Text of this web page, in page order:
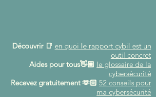
Découvrir 📑 en quoi le rapport cybil est un
outil concret
Aides pour tous👋🏼 le glossaire de la
cybersécurité
Recevez gratuitement 🫶🏻 52 conseils pour
ma cybersécurité